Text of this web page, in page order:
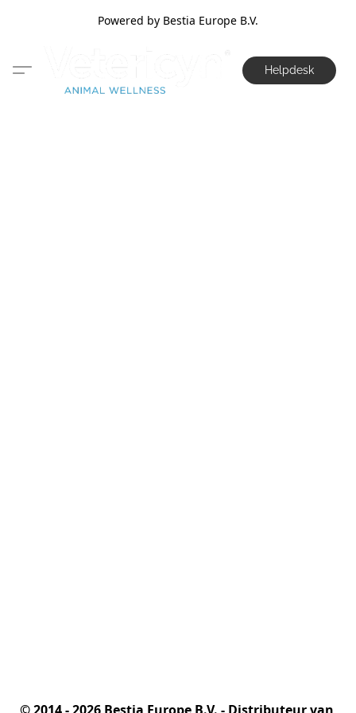
Powered by Bestia Europe B.V.
Helpdesk